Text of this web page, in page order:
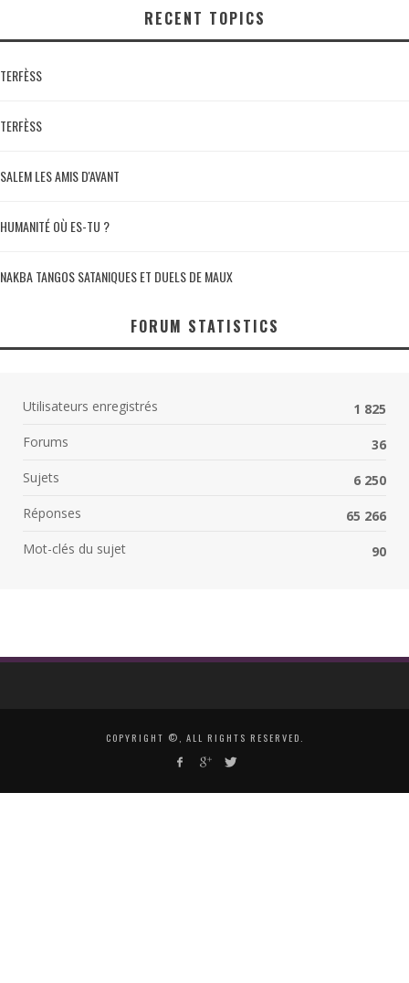
RECENT TOPICS
TERFÈSS
TERFÈSS
SALEM LES AMIS D'AVANT
HUMANITÉ OÙ ES-TU ?
NAKBA TANGOS SATANIQUES ET DUELS DE MAUX
FORUM STATISTICS
Utilisateurs enregistrés
1 825
Forums
36
Sujets
6 250
Réponses
65 266
Mot-clés du sujet
90
COPYRIGHT ©, ALL RIGHTS RESERVED.